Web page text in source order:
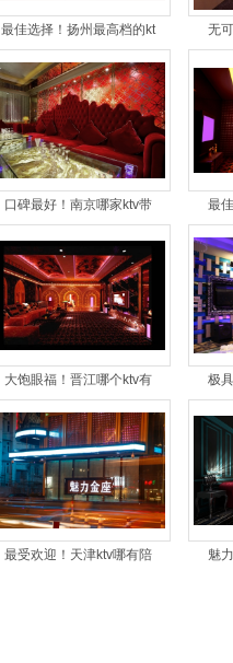
最佳选择！扬州最高档的kt 无
口碑最好！南京哪家ktv带 最
大饱眼福！晋江哪个ktv有 极
最受欢迎！天津ktv哪有陪 魅